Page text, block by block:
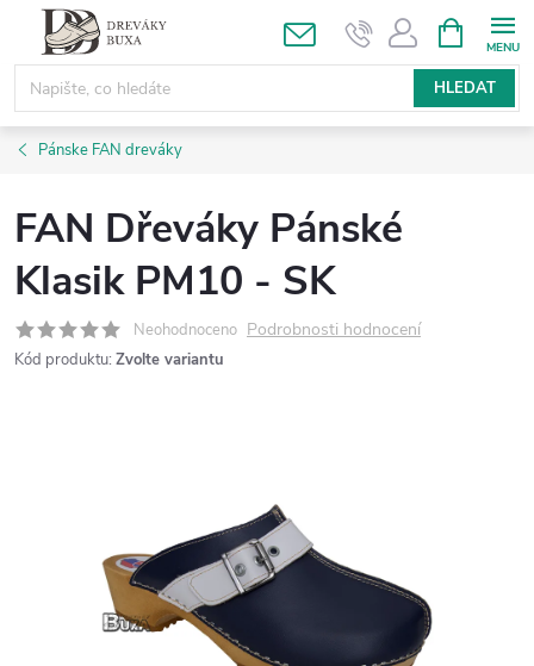
obsah
HLEDAT
NÁKUPNÍ
KOŠÍK
Pánske FAN dreváky
FAN Dřeváky Pánské
Klasik PM10 - SK
Neohodnoceno Podrobnosti hodnocení
Kód produktu: Zvolte variantu